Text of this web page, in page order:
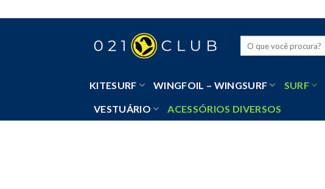
to
KITESURF WINGFOIL – WINGSURF SURF
VESTUÁRIO ACESSÓRIOS DIVERSOS